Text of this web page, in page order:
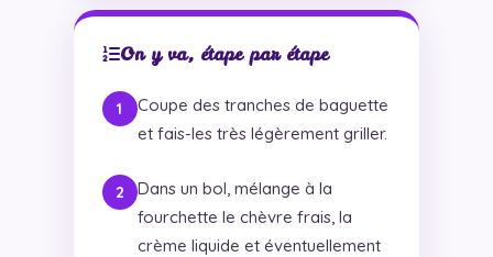
On y va, étape par étape
Coupe des tranches de baguette
et fais-les très légèrement griller.
Dans un bol, mélange à la
fourchette le chèvre frais, la
crème liquide et éventuellement